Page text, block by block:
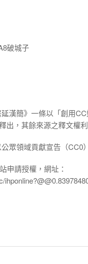
破城子
漢簡》一條以「創用
出，其餘來源之釋文權
眾領域貢獻宣告（CC0
申請授權，網址：